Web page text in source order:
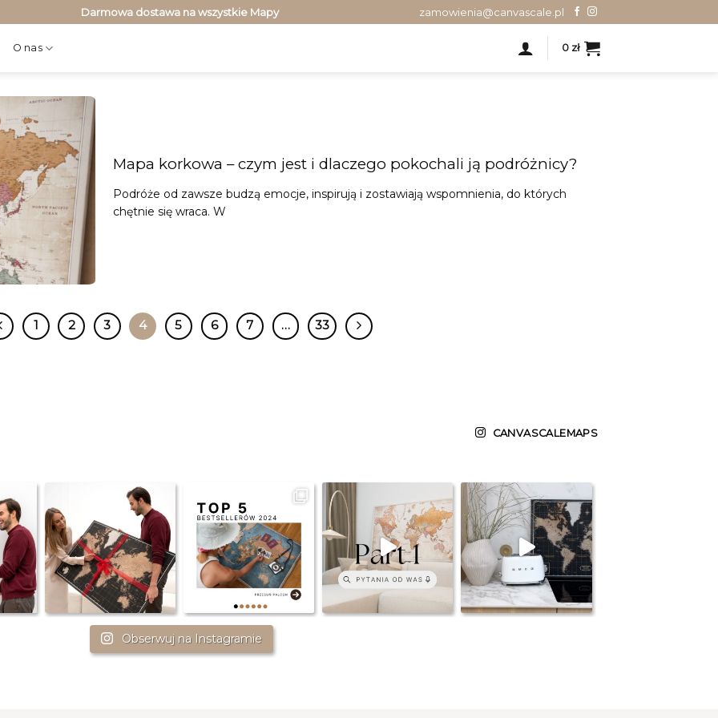
Darmowa dostawa na wszystkie Mapy zamowienia@canvascale.pl
O nas 0 zł
Mapa korkowa – czym jest i dlaczego pokochali ją podróżnicy?
Podróże od zawsze budzą emocje, inspirują i zostawiają wspomnienia, do których
chętnie się wraca. W
1 2 3 4 5 6 7 … 33
CANVASCALEMAPS
Obserwuj na Instagramie